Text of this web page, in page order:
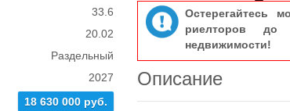
33.6
20.02
Раздельный
2027
18 630 000 руб.
Остерегайтесь
риелторов до
недвижимости!
Описание